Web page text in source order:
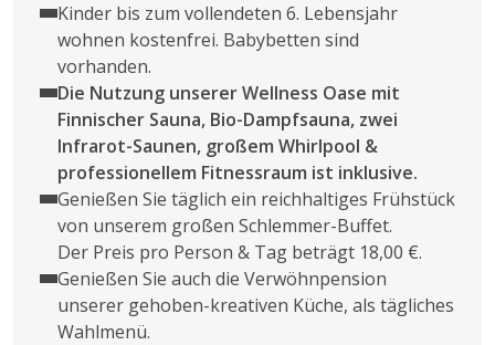
Kinder bis zum vollendeten 6. Lebensjahr
wohnen kostenfrei. Babybetten sind
vorhanden.
Die Nutzung unserer Wellness Oase mit
Finnischer Sauna, Bio-Dampfsauna, zwei
Infrarot-Saunen, großem Whirlpool &
professionellem Fitnessraum ist inklusive.
Genießen Sie täglich ein reichhaltiges Frühstück
von unserem großen Schlemmer-Buffet.
Der Preis pro Person & Tag beträgt 18,00 €.
Genießen Sie auch die Verwöhnpension
unserer gehoben-kreativen Küche, als tägliches
Wahlmenü.